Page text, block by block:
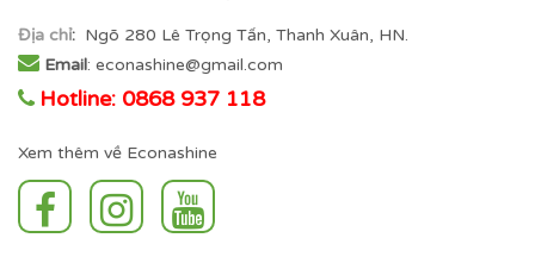
Địa chỉ: Ngõ 280 Lê Trọng Tấn, Thanh Xuân, HN.
Email: econashine@gmail.com
Hotline: 0868 937 118
Xem thêm về Econashine